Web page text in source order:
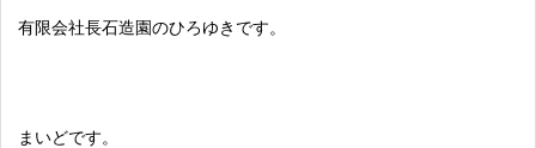
有限会社長石造園のひろゆきです。
まいどです。